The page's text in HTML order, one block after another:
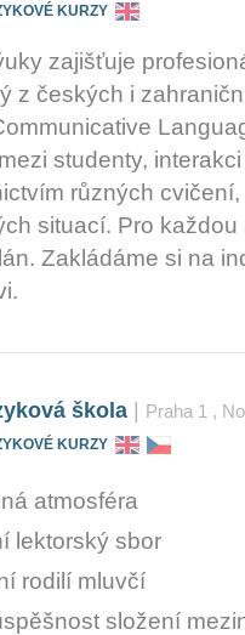
KURZY
zajišťuje
z českých i
studenty,
různých
situací. Pro
Zakládáme si na
škola Praha 1 ,
KURZY
atmosféra
lektorský sbor
rodilí mluvčí
složení